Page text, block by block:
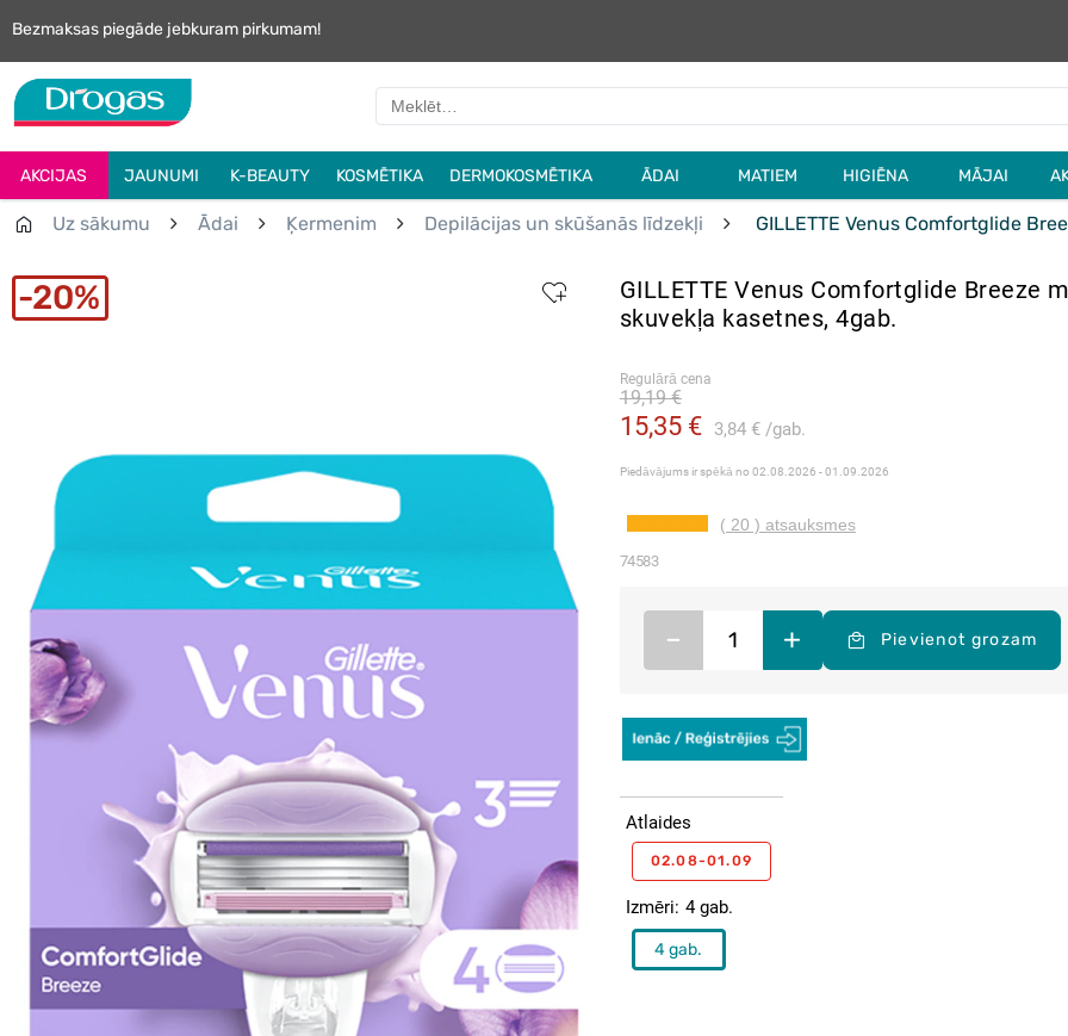
Bezmaksas piegāde jebkuram pirkumam!
AKCIJAS JAUNUMI K-BEAUTY KOSMĒTIKA DERMOKOSMĒTIKA ĀDAI MATIEM HIGIĒNA MĀJAI
Uz sākumu Ādai Ķermenim Depilācijas un skūšanās līdzekļi GILLETTE Venus Comfortglide
20%
GILLETTE Venus Comfortglide Breeze
skuvekļa kasetnes, 4gab.
Regulārā cena
15,35 € 3,84 € gab.
19,19 €
Piedāvājums ir spēkā no 02.08.2026 - 01.09.2026
( 20 ) atsauksmes
74583
Izmēri 4 gab.
4 gab.
– + Pievienot grozam
Atlaides
02.08-01.09